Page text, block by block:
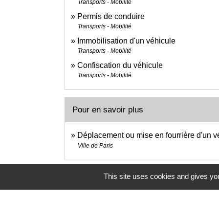
Transports - Mobilité
Permis de conduire
Transports - Mobilité
Immobilisation d'un véhicule
Transports - Mobilité
Confiscation du véhicule
Transports - Mobilité
Pour en savoir plus
Déplacement ou mise en fourrière d'un
Ville de Paris
This site uses cookies and gives